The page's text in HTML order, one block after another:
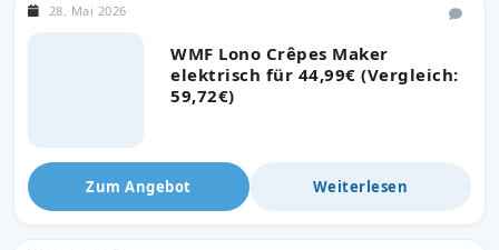
WMF Lono Crêpes Maker
elektrisch für 44,99€ (Vergleich:
59,72€)
28. Mai 2026
Zum Angebot Weiterlesen